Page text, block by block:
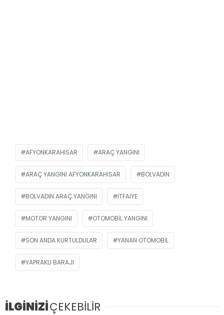
AFYONKARAHISAR ARAÇ YANGINI
ARAÇ YANGINI AFYONKARAHISAR BOLVADIN
BOLVADIN ARAÇ YANGINI ITFAIYE
MOTOR YANGINI OTOMOBIL YANGINI
SON ANDA KURTULDULAR YANAN OTOMOBIL
YAPRAKLI BARAJI
İLGİNİZİÇEKEBİLİR